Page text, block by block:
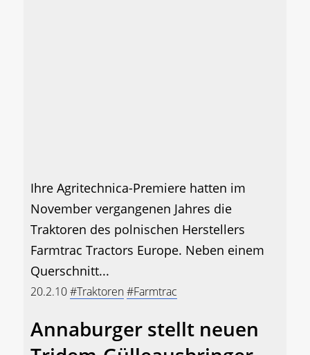
Ihre Agritechnica-Premiere hatten im
November vergangenen Jahres die
Traktoren des polnischen Herstellers
Farmtrac Tractors Europe. Neben einem
Querschnitt...
20.2.10#Traktoren#Farmtrac
Annaburger stellt neuen